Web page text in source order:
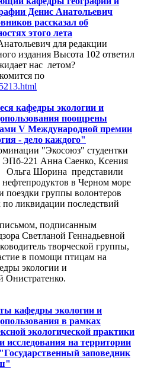
Денис Анатольевич
рассказал об
этого лета
для редакции
издания Высота 102 ответил
нас летом?
по
кафедры экологии и
поощрены
V Международной премии
- дело каждого"
"Экосоюз" студентки
ЭПб-221 Анна Саенко, Ксения
Шорина представили
в Черном море
поездки группы волонтеров
ликвидации последствий
подписанным
Светланой Геннадьевной
творческой группы,
в помощи птицам на
экологии и
Онистратенко.
кафедры экологии и
в рамках
экологической практики
исследования на территории
заповедник